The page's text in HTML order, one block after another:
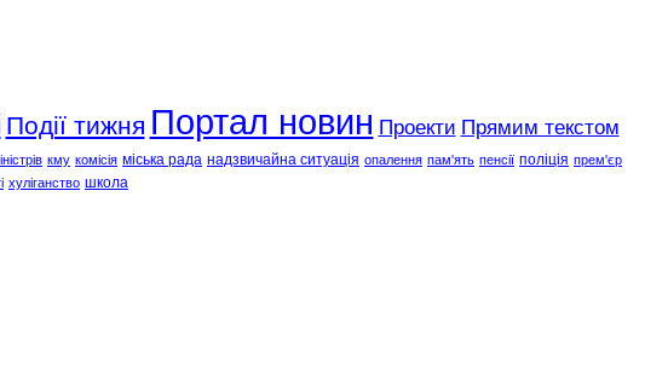
Події тижня Портал новин Проекти Прямим текстом
кму комісія міська рада надзвичайна ситуація опалення пам'ять пенсії поліція прем'єр
хуліганство школа